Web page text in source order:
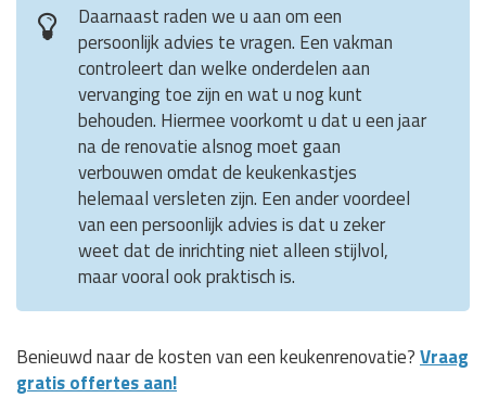
Daarnaast raden we u aan om een
persoonlijk advies te vragen. Een vakman
controleert dan welke onderdelen aan
vervanging toe zijn en wat u nog kunt
behouden. Hiermee voorkomt u dat u een jaar
na de renovatie alsnog moet gaan
verbouwen omdat de keukenkastjes
helemaal versleten zijn. Een ander voordeel
van een persoonlijk advies is dat u zeker
weet dat de inrichting niet alleen stijlvol,
maar vooral ook praktisch is.
Benieuwd naar de kosten van een keukenrenovatie?Vraag
gratis offertes aan!